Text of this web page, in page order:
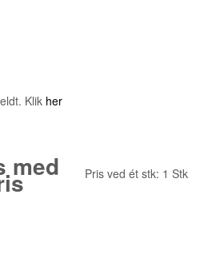
Klik her
med Pris ved ét stk: 1 Stk